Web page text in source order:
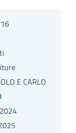
16
E CARLO